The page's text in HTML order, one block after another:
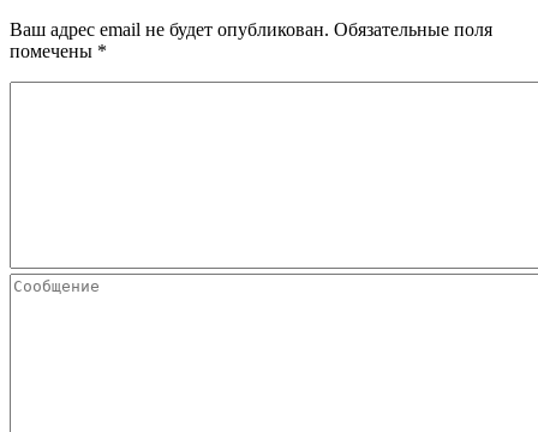
Ваш адрес email не будет опубликован. Обязательные поля
помечены *